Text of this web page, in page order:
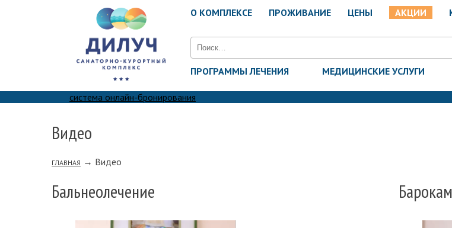
О КОМПЛЕКСЕ ПРОЖИВАНИЕ ЦЕНЫ АКЦИИ
Найти:
ПРОГРАММЫ ЛЕЧЕНИЯ МЕДИЦИНСКИЕ УСЛУГИ
система онлайн-бронирования
Видео
ГЛАВНАЯ → Видео
Бальнеолечение